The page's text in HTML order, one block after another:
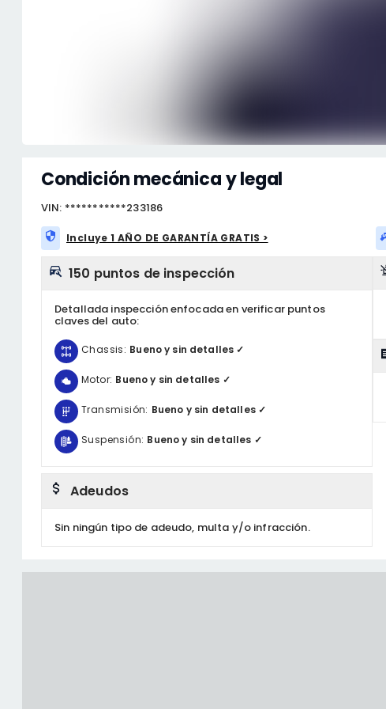
Condición mecánica y legal
VIN: ***********233186
Incluye 1 AÑO DE GARANTÍA GRATIS >
150 puntos de inspección
Detallada inspección enfocada en verificar puntos
claves del auto:
Chassis: Bueno y sin detalles ✓
Motor: Bueno y sin detalles ✓
Transmisión: Bueno y sin detalles ✓
Suspensión: Bueno y sin detalles ✓
Adeudos
Sin ningún tipo de adeudo, multa y/o infracción.